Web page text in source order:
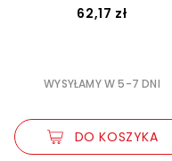
62,17 zł
WYSYŁAMY W 5-7 DNI
DO KOSZYKA